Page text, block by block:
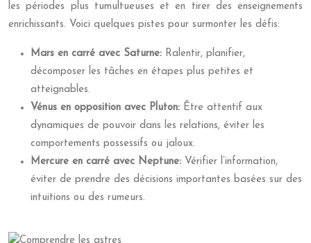
les périodes plus tumultueuses et en tirer des enseignements
enrichissants. Voici quelques pistes pour surmonter les défis:
Mars en carré avec Saturne: Ralentir, planifier,
décomposer les tâches en étapes plus petites et
atteignables.
Vénus en opposition avec Pluton: Être attentif aux
dynamiques de pouvoir dans les relations, éviter les
comportements possessifs ou jaloux.
Mercure en carré avec Neptune: Vérifier l’information,
éviter de prendre des décisions importantes basées sur des
intuitions ou des rumeurs.